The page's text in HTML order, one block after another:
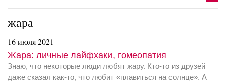
жара
16 июля 2021
Жара: личные лайфхаки, гомеопатия
Знаю, что некоторые люди любят жару. Кто-то из друзей
даже сказал как-то, что любит «плавиться на солнце». А